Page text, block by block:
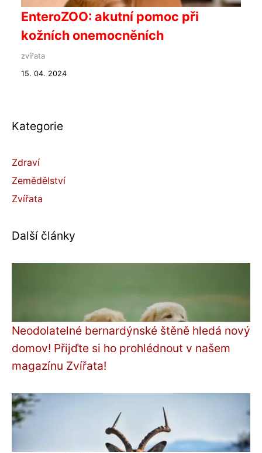
EnteroZOO: akutní pomoc při
kožních onemocněních
zvířata
15. 04. 2024
Kategorie
Zdraví
Zemědělství
Zvířata
Další články
Neodolatelné bernardýnské štěně hledá nový
domov! Přijďte si ho prohlédnout v našem
magazínu Zvířata!